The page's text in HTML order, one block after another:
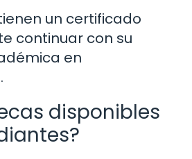
un certificado
continuar con su
en
disponibles